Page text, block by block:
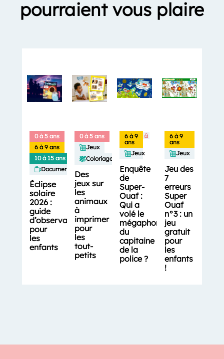
pourraient vous plaire
0 à 5 ans
6 à 9 ans
10 à 15 ans
Documentaires
Éclipse
solaire
2026 :
guide
d’observation
pour
les
enfants
0 à 5 ans
Jeux
Coloriages
Des
jeux sur
les
animaux
à
imprimer
pour
les
tout-
petits
6 à 9
ans
Jeux
Enquête
de
Super-
Ouaf :
Qui a
volé le
mégaphone
du
capitaine
de la
police ?
6 à 9
ans
Jeux
Jeu des
7
erreurs
Super
Ouaf
n°3 : un
jeu
gratuit
pour
les
enfants
!